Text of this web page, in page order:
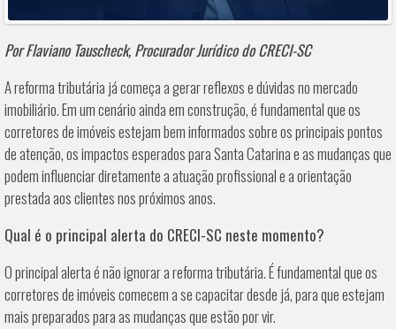
Por Flaviano Tauscheck, Procurador Jurídico do CRECI-SC
A reforma tributária já começa a gerar reflexos e dúvidas no mercado
imobiliário. Em um cenário ainda em construção, é fundamental que os
corretores de imóveis estejam bem informados sobre os principais pontos
de atenção, os impactos esperados para Santa Catarina e as mudanças que
podem influenciar diretamente a atuação profissional e a orientação
prestada aos clientes nos próximos anos.
Qual é o principal alerta do CRECI-SC neste momento?
O principal alerta é não ignorar a reforma tributária. É fundamental que os
corretores de imóveis comecem a se capacitar desde já, para que estejam
mais preparados para as mudanças que estão por vir.